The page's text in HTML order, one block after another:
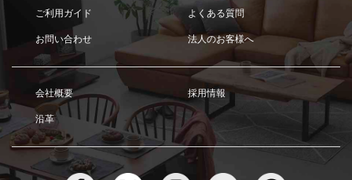
ご利用ガイド よくある質問
お問い合わせ 法人のお客様へ
会社概要 採用情報
沿革